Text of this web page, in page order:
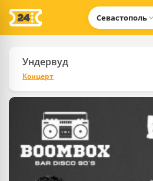
Севастополь
Ундервуд
Концерт